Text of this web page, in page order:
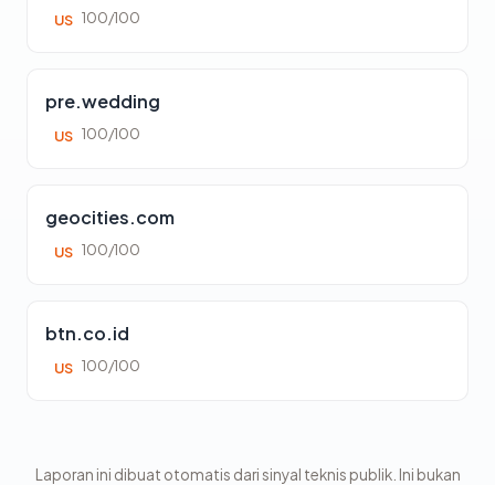
US 100/100
pre.wedding
US 100/100
geocities.com
US 100/100
btn.co.id
US 100/100
Laporan ini dibuat otomatis dari sinyal teknis publik. Ini bukan